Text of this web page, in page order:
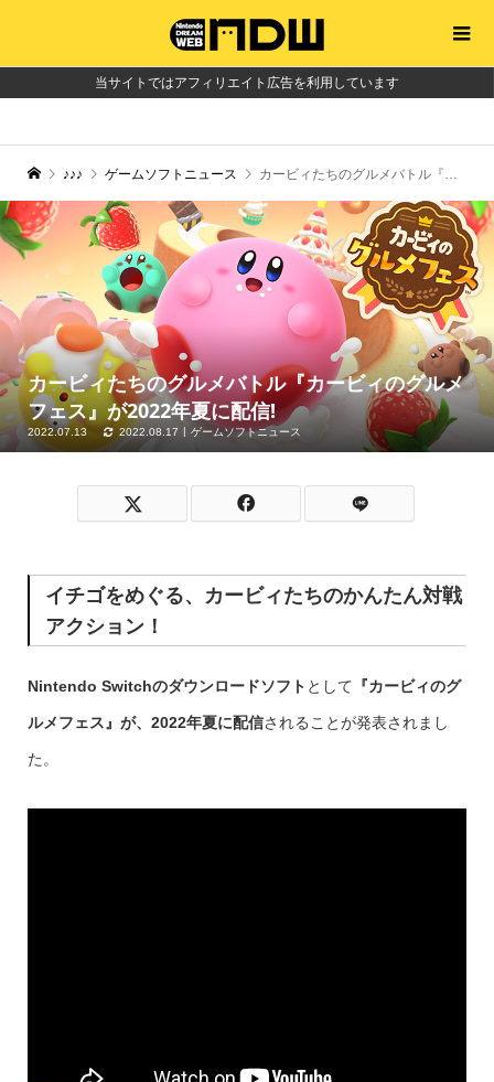
当サイトではアフィリエイト広告を利用しています
♪♪♪ ゲームソフトニュース カービィたちのグルメバトル『カービィのグルメフェス』が2022年夏に配信!
カービィたちのグルメバトル『カービィのグルメ
フェス』が2022年夏に配信!
2022.07.13 2022.08.17 ゲームソフトニュース
イチゴをめぐる、カービィたちのかんたん対戦
アクション！
Nintendo Switchのダウンロードソフト として 『カービィのグ
ルメフェス』が、2022年夏に配信されることが発表されまし
た。